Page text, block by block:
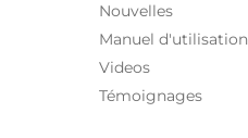
Nouvelles
Manuel d'utilisation
Videos
Témoignages